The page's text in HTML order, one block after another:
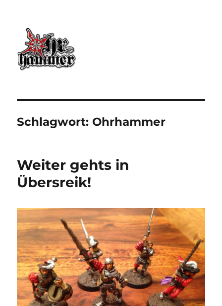
Ohrhammer.online
Schlagwort: Ohrhammer
Weiter gehts in
Übersreik!